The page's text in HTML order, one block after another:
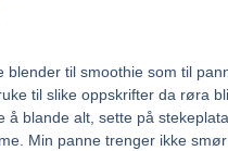
blender til smoothie som til
til slike oppskrifter da røra
å blande alt, sette på
Min panne trenger ikke